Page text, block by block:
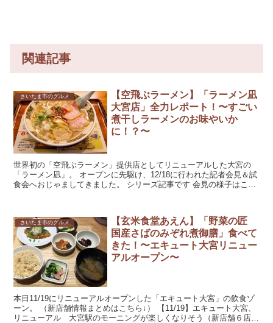
関連記事
さいたま市のグルメ
【空飛ぶラーメン】「ラーメン凪
大宮店」全力レポート！〜すごい
煮干しラーメンのお味やいか
に！？〜
世界初の「空飛ぶラーメン」提供店としてリニューアルした大宮の
「ラーメン凪」。 オープンに先駆け、12/18に行われた記者会見＆試
食会へおじゃましてきました。 シリーズ記事です 会見の様子はこち
さいたま市のグルメ
【玄米食堂あえん】「野菜の匠
国産さばのみぞれ煮御膳」食べて
きた！〜エキュート大宮リニュー
アルオープン〜
本日11/19にリニューアルオープンした「エキュート大宮」の飲食ゾ
ーン。 （新店舗情報まとめはこちら↓） 【11/19】エキュート大宮、
リニューアル 大宮駅のモーニングが楽しくなりそう（新店舗６店）